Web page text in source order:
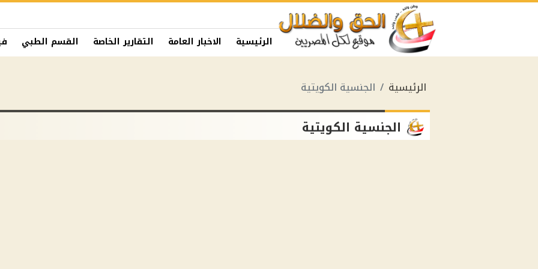
الرئيسية الاخبار العامة التقارير الخاصة القسم الطبي
الرئيسية الجنسية الكويتية
الجنسية الكويتية